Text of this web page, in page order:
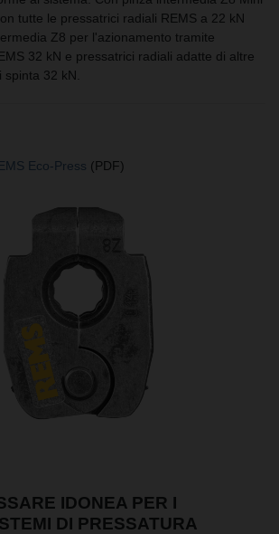
tutte le pressatrici radiali REMS a 22 kN
Z8 per l'azionamento tramite
32 kN e pressatrici radiali adatte di altre
32 kN.
Eco-Press (PDF)
IDONEA PER I
DI PRESSATURA